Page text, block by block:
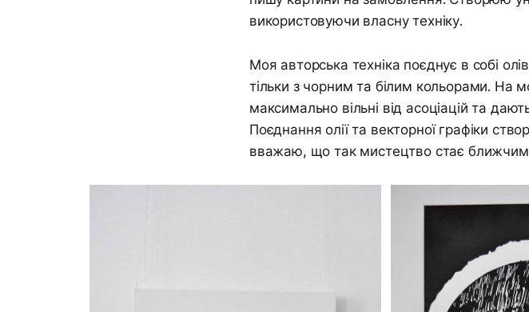
використовуючи власну техніку.
Моя авторська техніка поєднує в собі
тільки з чорним та білим кольорами. На
максимально вільні від асоціацій та
Поєднання олії та векторної графіки
вважаю, що так мистецтво стає ближчим